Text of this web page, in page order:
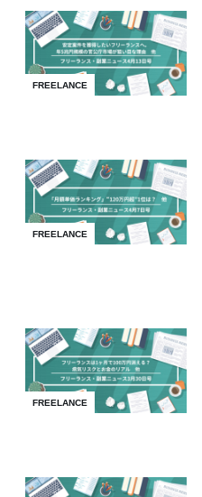
FREELANCE
FREELANCE
FREELANCE